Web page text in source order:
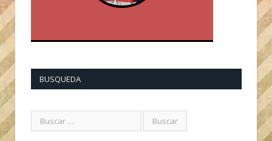
BUSQUEDA